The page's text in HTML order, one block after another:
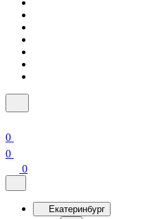
0
0
0
Екатеринбург